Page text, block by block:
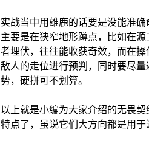
实战当中用雄鹿的话要是没能准
主要是在狭窄地形蹲点，比如在
者埋伏，往往能收获奇效，而在
敌人的走位进行预判，同时要尽
势，硬拼可不划算。
以上就是小编为大家介绍的无畏
特点了，虽说它们大方向都是用